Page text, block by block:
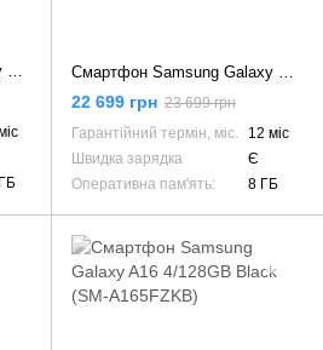
Смартфон Samsung Galaxy S24 Ultra 12/512GB Titanium Gray (SM-S928BZTH) Смартфон Samsung Galaxy S23 8/128GB Phantom Black (SM-S911BZKD)
22 699 грн 23 699 грн
Гарантійний термін, міс.
12 міс
Швидка зарядка
Є
Оперативна пам'ять:
8 ГБ